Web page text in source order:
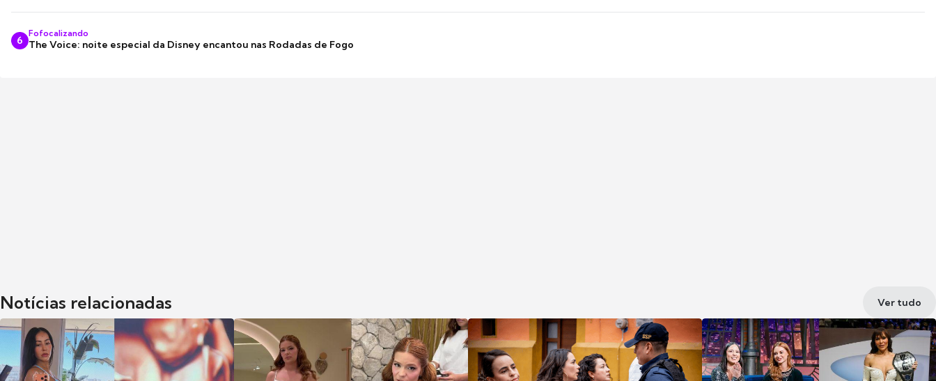
6
Fofocalizando
The Voice: noite especial da Disney encantou nas Rodadas de Fogo
Notícias relacionadas Ver tudo